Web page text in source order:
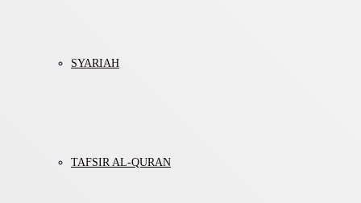
SYARIAH
TAFSIR AL-QURAN